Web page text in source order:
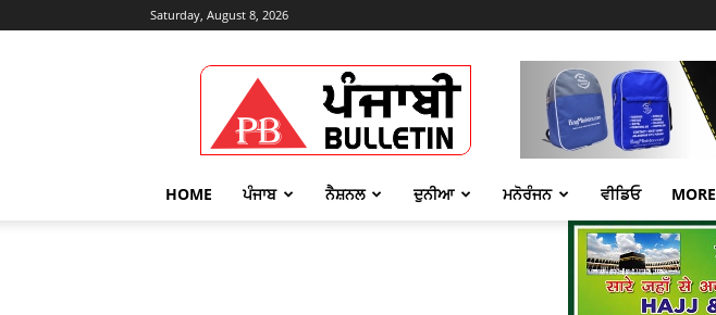
Saturday, August 8, 2026
Punjabi
Bulletin
HOME ਪੰਜਾਬ ਨੈਸ਼ਨਲ ਦੁਨੀਆ ਮਨੋਰੰਜਨ ਵੀਡਿਓ MORE